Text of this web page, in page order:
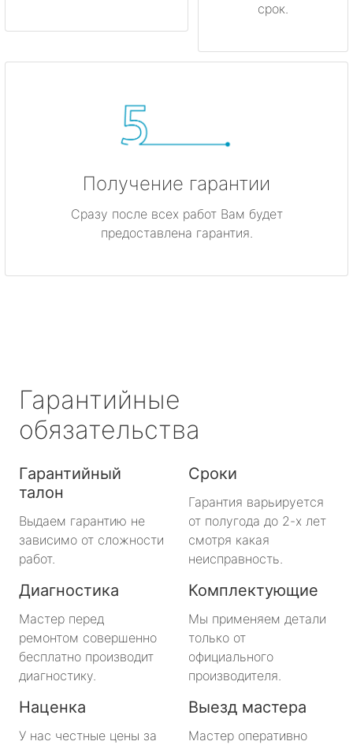
срок.
Получение гарантии
Сразу после всех работ Вам будет
предоставлена гарантия.
Гарантийные
обязательства
Гарантийный
талон
Выдаем гарантию не
зависимо от сложности
работ.
Сроки
Гарантия варьируется
от полугода до 2-х лет
смотря какая
неисправность.
Диагностика
Мастер перед
ремонтом совершенно
бесплатно производит
диагностику.
Комплектующие
Мы применяем детали
только от
официального
производителя.
Наценка
У нас честные цены за
Выезд мастера
Мастер оперативно